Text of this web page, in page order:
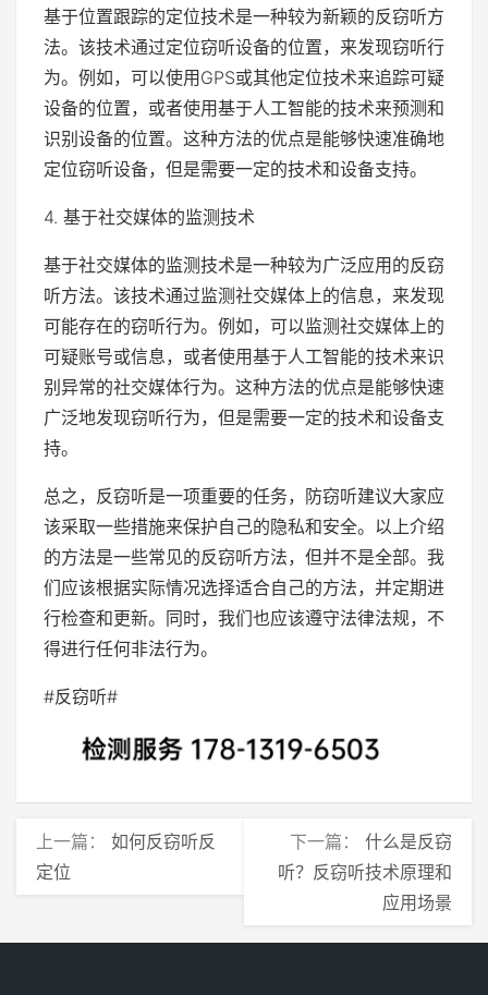
基于位置跟踪的定位技术是一种较为新颖的反窃听方
法。该技术通过定位窃听设备的位置，来发现窃听行
为。例如，可以使用GPS或其他定位技术来追踪可疑
设备的位置，或者使用基于人工智能的技术来预测和
识别设备的位置。这种方法的优点是能够快速准确地
定位窃听设备，但是需要一定的技术和设备支持。
4. 基于社交媒体的监测技术
基于社交媒体的监测技术是一种较为广泛应用的反窃
听方法。该技术通过监测社交媒体上的信息，来发现
可能存在的窃听行为。例如，可以监测社交媒体上的
可疑账号或信息，或者使用基于人工智能的技术来识
别异常的社交媒体行为。这种方法的优点是能够快速
广泛地发现窃听行为，但是需要一定的技术和设备支
持。
总之，反窃听是一项重要的任务，防窃听建议大家应
该采取一些措施来保护自己的隐私和安全。以上介绍
的方法是一些常见的反窃听方法，但并不是全部。我
们应该根据实际情况选择适合自己的方法，并定期进
行检查和更新。同时，我们也应该遵守法律法规，不
得进行任何非法行为。
#反窃听#
上一篇： 如何反窃听反
定位
下一篇： 什么是反窃
听？反窃听技术原理和
应用场景